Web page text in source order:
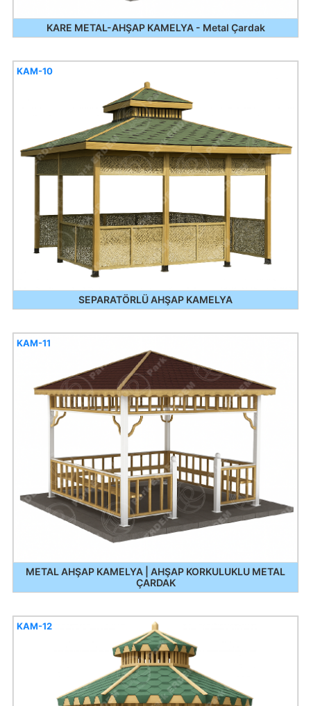
KARE METAL-AHŞAP KAMELYA - Metal Çardak
SEPARATÖRLÜ AHŞAP KAMELYA
KAM-10
METAL AHŞAP KAMELYA | AHŞAP KORKULUKLU METAL
ÇARDAK
KAM-11
KAM-12